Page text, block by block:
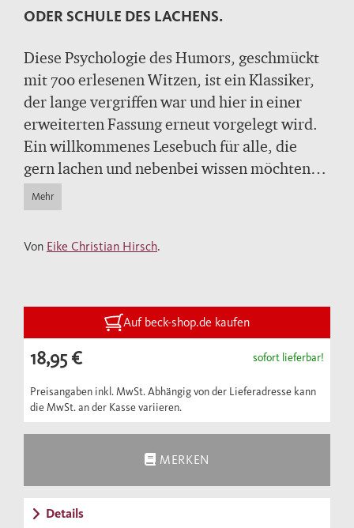
ODER SCHULE DES LACHENS.
Diese Psychologie des Humors, geschmückt
mit 700 erlesenen Witzen, ist ein Klassiker,
der lange vergriffen war und hier in einer
erweiterten Fassung erneut vorgelegt wird.
Ein willkommenes Lesebuch für alle, die
gern lachen und nebenbei wissen möchten,
warum sie das tun - soweit die Wissenschaft
das herausbekommen hat. Viel gelobt wurde
die für Anschaulichkeit und Vergnügen
intelligent gruppiert, daß sich nach und nach
Tendenzen des Komischen erhellen.
Mehr
Von Eike Christian Hirsch.
Auf beck-shop.de kaufen
18,95 € sofort lieferbar!
Preisangaben inkl. MwSt. Abhängig von der Lieferadresse kann
die MwSt. an der Kasse variieren.
MERKEN
Details